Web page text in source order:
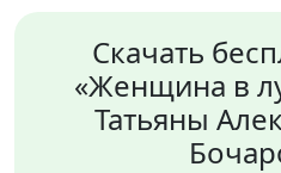
Скачать
«Женщина в
Татьяны